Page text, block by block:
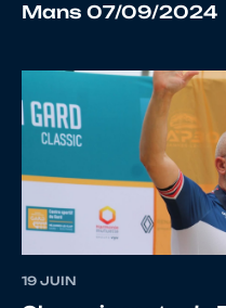
12 10069795019
13
14
Mans 07/09/2024
19 JUIN